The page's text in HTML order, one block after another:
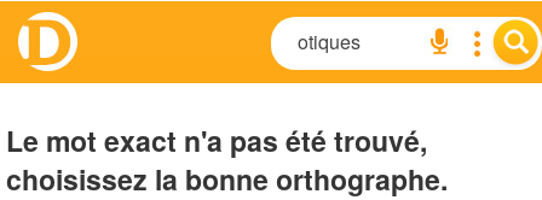
Le mot exact n'a pas été trouvé,
choisissez la bonne orthographe.